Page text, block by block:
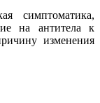
симптоматика,
на антитела к
изменения